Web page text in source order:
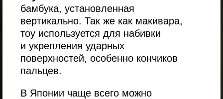
бамбука, установленная
вертикально. Так же как макивара,
тоу используется для набивки
и укрепления ударных
поверхностей, особенно кончиков
пальцев.
В Японии чаще всего можно